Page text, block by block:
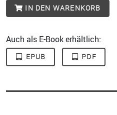
IN DEN WARENKORB
Auch als E-Book erhältlich:
EPUB PDF